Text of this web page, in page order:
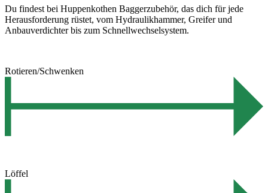
Du findest bei Huppenkothen Baggerzubehör, das dich für jede
Herausforderung rüstet, vom Hydraulikhammer, Greifer und
Anbauverdichter bis zum Schnellwechselsystem.
Rotieren/Schwenken
Löffel